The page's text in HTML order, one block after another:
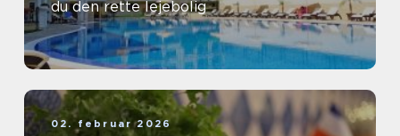
du den rette lejebolig
02. februar 2026